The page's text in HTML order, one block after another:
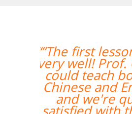
“”Lila
satisfeita por
excelente
Inglês!